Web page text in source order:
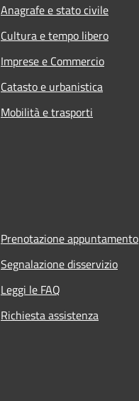
Anagrafe e stato civile
Cultura e tempo libero
Imprese e Commercio
Catasto e urbanistica
Mobilità e trasporti
Prenotazione appuntamento
Segnalazione disservizio
Leggi le FAQ
Richiesta assistenza